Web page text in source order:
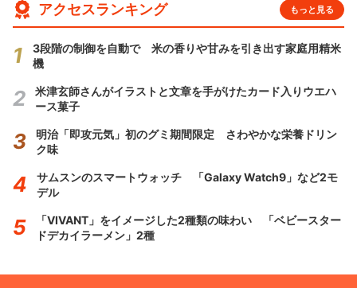
アクセスランキング もっと見る
3段階の制御を自動で 米の香りや甘みを引き出す家庭用精米
機
米津玄師さんがイラストと文章を手がけたカード入りウエハ
ース菓子
明治「即攻元気」初のグミ期間限定 さわやかな栄養ドリン
ク味
サムスンのスマートウォッチ 「Galaxy Watch9」など2モ
デル
「VIVANT」をイメージした2種類の味わい 「ベビースター
ドデカイラーメン」2種